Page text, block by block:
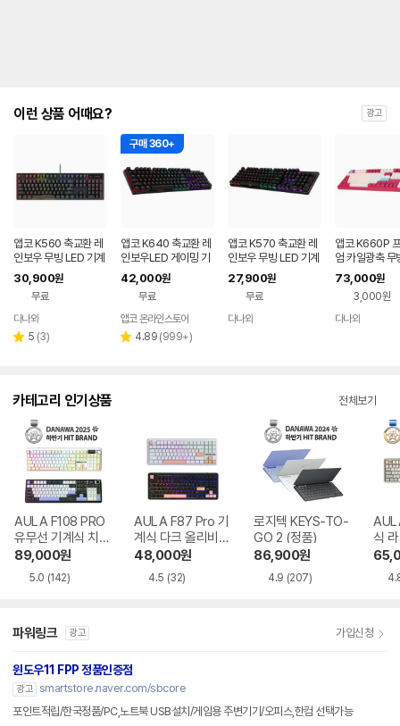
이런 상품 어때요? 광고
앱코 K560 축교환 레
인보우 무빙 LED 기계
식 블랙 (적축)
30,900원
무료
페이
다나와
별 5 리
(3)
구매 360+
앱코 K640 축교환 레
인보우LED 게이밍 기
계식 키보드 N 블랙, 청
축
42,000원
무료
앱코 온라인스토어
별 4.89 리
(999+)
앱코 K570 축교환 레
인보우 무빙 LED 기계
식 키보드 (갈축)
27,900원
무료
다나와
앱코 K660P
엄 카일광축 무
게이밍 기계식
(마젠타, 클릭)
73,000원
3,000원
다나와
카테고리 인기상품 전체보기
AULA F108 PRO
유무선 기계식 치즈
화이트 한글
89,000원
5.0 (142)
AULA F87 Pro 기
계식 다크 올리비아
한글
48,000원
4.5 (32)
로지텍 KEYS-TO-
GO 2 (정품)
86,900원
4.9 (207)
식
파워링크 광고 가입신청
윈도우11 FPP 정품인증점
광고 smartstore.naver.com/sbcore
포인트적립/한국정품/PC,노트북 USB설치/게임용 주변기기/오피스,한컴 선택가능